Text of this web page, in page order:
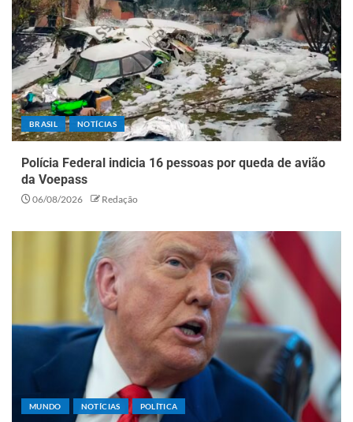
BRASIL NOTÍCIAS
Polícia Federal indicia 16 pessoas por queda de avião
da Voepass
06/08/2026 Redação
MUNDO NOTÍCIAS POLÍTICA